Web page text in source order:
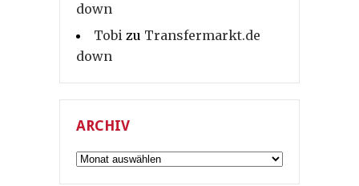
down
Tobi zu Transfermarkt.de
down
ARCHIV
Archiv